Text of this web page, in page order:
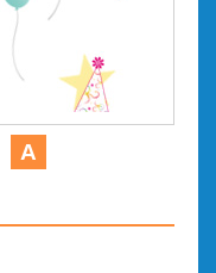
A